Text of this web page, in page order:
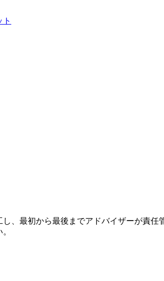
、最初から最後までアドバイザーが責任